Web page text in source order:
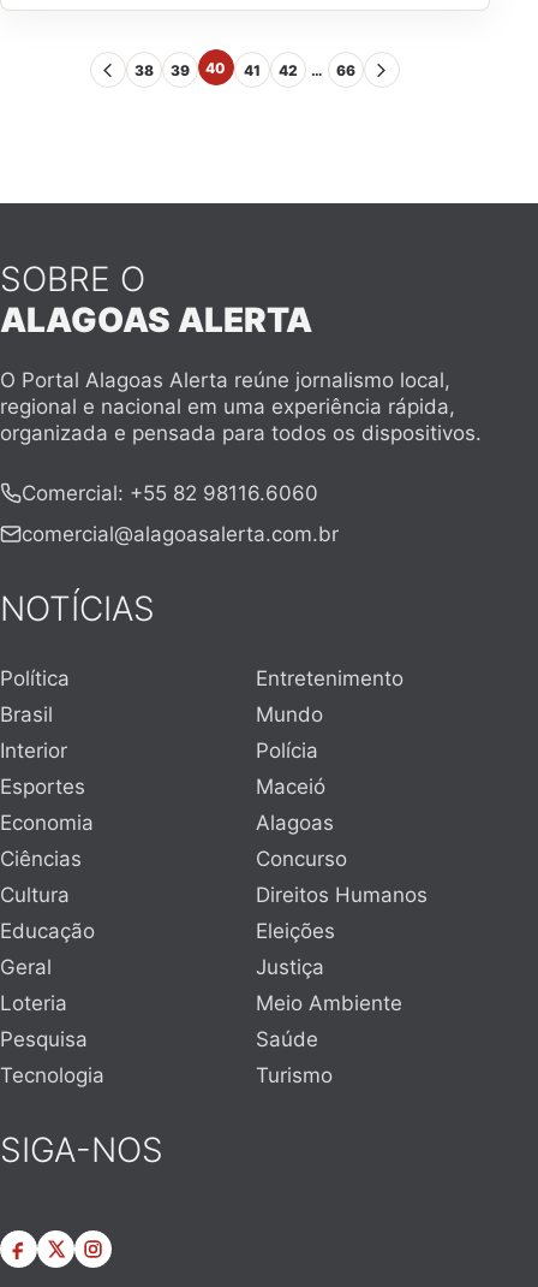
38 39 40 41 42 … 66
SOBRE O
ALAGOAS ALERTA
O Portal Alagoas Alerta reúne jornalismo local,
regional e nacional em uma experiência rápida,
organizada e pensada para todos os dispositivos.
Comercial: +55 82 98116.6060
comercial@alagoasalerta.com.br
NOTÍCIAS
Política
Entretenimento
Brasil
Mundo
Interior
Polícia
Esportes
Maceió
Economia
Alagoas
Ciências
Concurso
Cultura
Direitos Humanos
Educação
Eleições
Geral
Justiça
Loteria
Meio Ambiente
Pesquisa
Saúde
Tecnologia
Turismo
SIGA-NOS